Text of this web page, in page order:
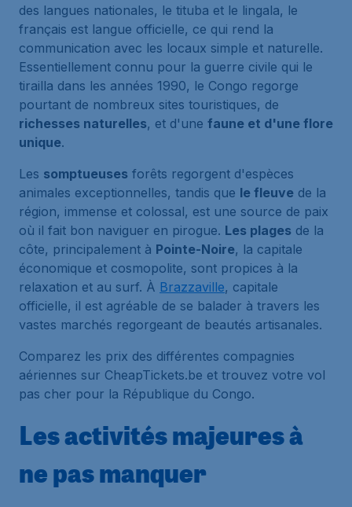
des langues nationales, le tituba et le lingala, le
français est langue officielle, ce qui rend la
communication avec les locaux simple et naturelle.
Essentiellement connu pour la guerre civile qui le
tirailla dans les années 1990, le Congo regorge
pourtant de nombreux sites touristiques, de
richesses naturelles, et d'une faune et d'une flore
unique.
Les somptueuses forêts regorgent d'espèces
animales exceptionnelles, tandis que le fleuve de la
région, immense et colossal, est une source de paix
où il fait bon naviguer en pirogue. Les plages de la
côte, principalement à Pointe-Noire, la capitale
économique et cosmopolite, sont propices à la
relaxation et au surf. À Brazzaville, capitale
officielle, il est agréable de se balader à travers les
vastes marchés regorgeant de beautés artisanales.
Comparez les prix des différentes compagnies
aériennes sur CheapTickets.be et trouvez votre vol
pas cher pour la République du Congo.
Les activités majeures à
ne pas manquer